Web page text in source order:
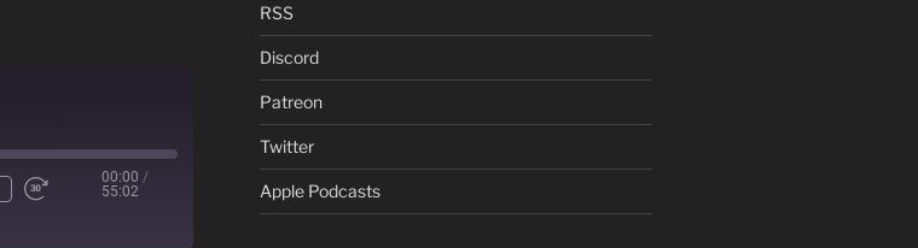
00:00 /
55:02
RSS
Discord
Patreon
Twitter
Apple Podcasts